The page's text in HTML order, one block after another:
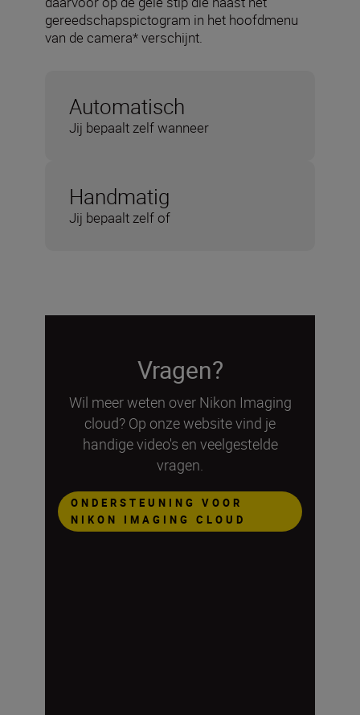
gereedschapspictogram in het hoofdmenu
van de camera* verschijnt.
Automatisch
Jij bepaalt zelf wanneer
Handmatig
Jij bepaalt zelf of
Vragen?
Wil meer weten over Nikon Imaging
cloud? Op onze website vind je
handige video's en veelgestelde
vragen.
ONDERSTEUNING VOOR
NIKON IMAGING CLOUD